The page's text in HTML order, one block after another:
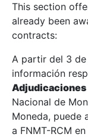
Show/Hide
Show/Hide
This section
already been
contracts:
A partir del 3
información
Adjudicaciones
Nacional de
Moneda, puede
a FNMT-RCM